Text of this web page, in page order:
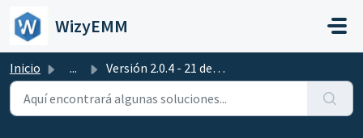
Saltar al contenido principal
WizyEMM
Inicio ... Versión 2.0.4 - 21 de octubre de 2019